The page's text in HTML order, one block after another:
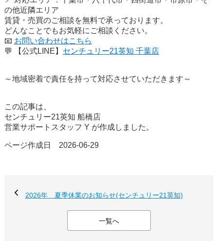
の他近隣エリア
賃貸・売買のご相談を無料で承っております。
どんなことでもお気軽にご相談ください。
📧 お問い合わせはこちら
💬
【公式LINE】 センチュリー21英知 千葉店
～地域密着で責任を持って対応させていただきます～
この記事は、
センチュリー21英知 船橋店
営業サポートスタッフ Y が作成しました。
ページ作成日 2026-06-29
2026年 夏季休業のお知らせ(センチュリー21英知)
一覧へ